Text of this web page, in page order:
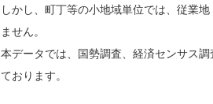
しかし、町丁等の小地域単位では、従業
ません。
本データでは、国勢調査、経済センサス
ております。